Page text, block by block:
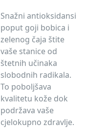
Snažni antioksidansi
poput goji bobica i
zelenog čaja štite
vaše stanice od
štetnih učinaka
slobodnih radikala.
To poboljšava
kvalitetu kože dok
podržava vaše
cjelokupno zdravlje.